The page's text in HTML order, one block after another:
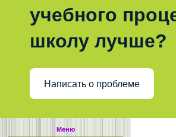
учебного
школу лучше?
Написать о проблеме
Меню